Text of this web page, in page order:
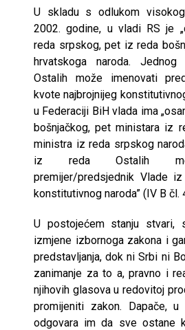
U skladu s odlukom
2002. godine, u vladi RS je
reda srpskog, pet iz reda
hrvatskoga naroda.
Ostalih može imenovati
kvote najbrojnijeg
u Federaciji BiH vlada ima
bošnjačkog, pet ministara iz
ministra iz reda srpskog
iz reda Ostalih
premijer/predsjednik Vlade
konstitutivnog naroda” (IV B čl.
U postojećem stanju stvari,
izmjene izbornoga zakona i
predstavljanja, dok ni Srbi ni
zanimanje za to a, pravno i
njihovih glasova u redovitoj
promijeniti zakon. Dapače, u
odgovara im da sve ostane